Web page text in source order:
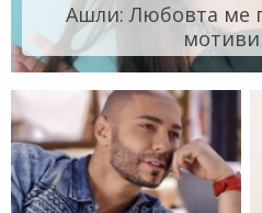
Ашли: Любовта ме